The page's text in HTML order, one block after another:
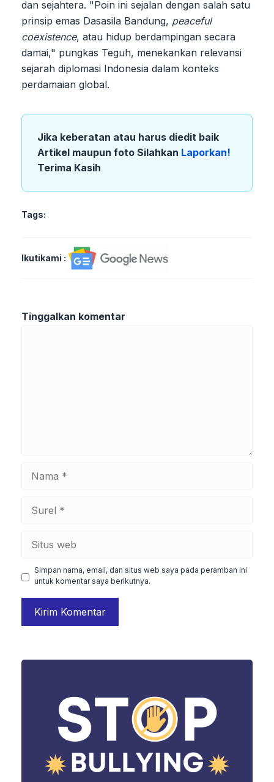
dan sejahtera. "Poin ini sejalan dengan salah satu
prinsip emas Dasasila Bandung, peaceful
coexistence, atau hidup berdampingan secara
damai," pungkas Teguh, menekankan relevansi
sejarah diplomasi Indonesia dalam konteks
perdamaian global.
Jika keberatan atau harus diedit baik
Artikel maupun foto Silahkan Laporkan!
Terima Kasih
Tags:
Ikutikami :
Tinggalkan komentar
Simpan nama, email, dan situs web saya pada peramban ini
untuk komentar saya berikutnya.